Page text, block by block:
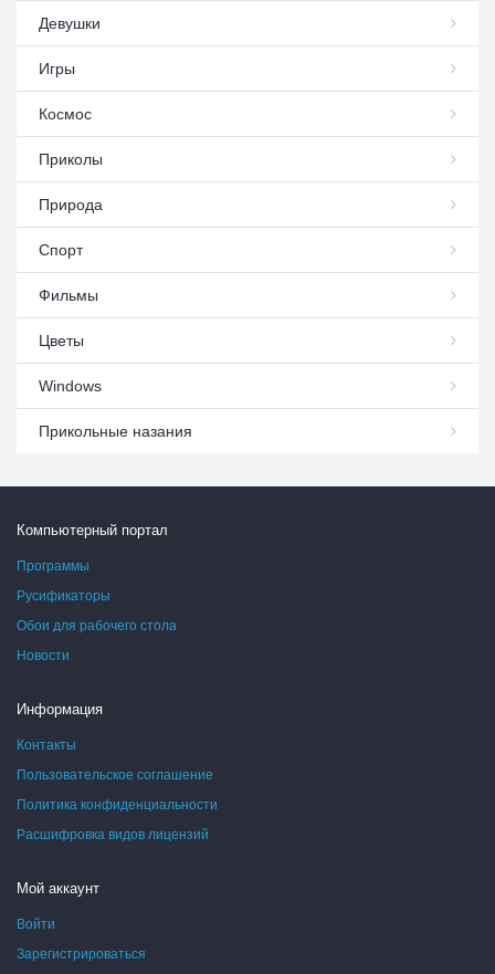
Девушки
Игры
Космос
Приколы
Природа
Спорт
Фильмы
Цветы
Windows
Прикольные назания
Компьютерный портал
Программы
Русификаторы
Обои для рабочего стола
Новости
Информация
Контакты
Пользовательское соглашение
Политика конфиденциальности
Расшифровка видов лицензий
Мой аккаунт
Войти
Зарегистрироваться